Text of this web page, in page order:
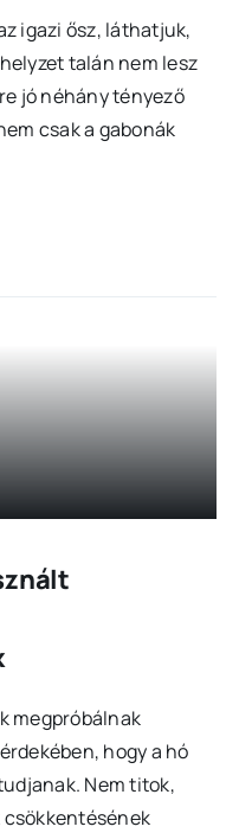
igazi ősz, láthatjuk,
talán nem lesz
jó néhány tényező
csak a gabonák
megpróbálnak
hogy a hó
Nem titok,